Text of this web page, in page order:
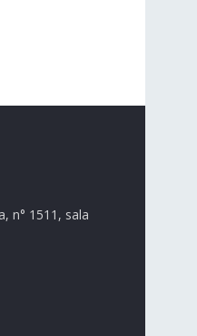
n° 1511, sala